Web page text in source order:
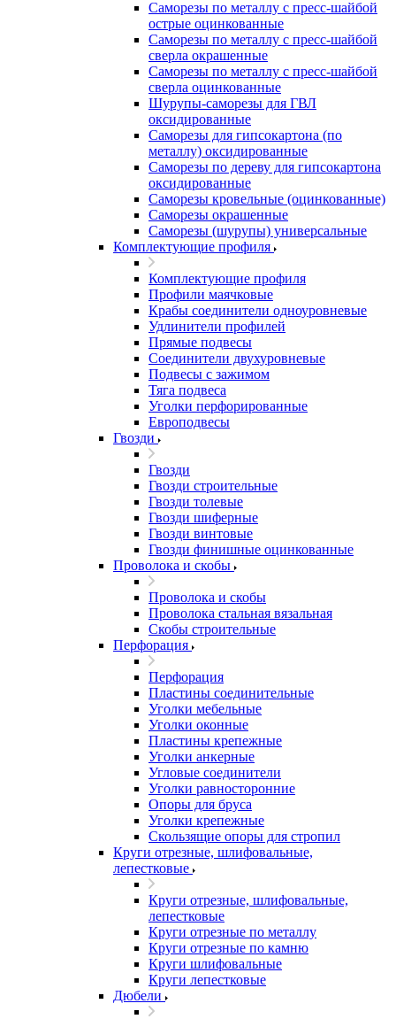
Саморезы по металлу с пресс-шайбой
острые оцинкованные
Саморезы по металлу с пресс-шайбой
сверла окрашенные
Саморезы по металлу с пресс-шайбой
сверла оцинкованные
Шурупы-саморезы для ГВЛ
оксидированные
Саморезы для гипсокартона (по
металлу) оксидированные
Саморезы по дереву для гипсокартона
оксидированные
Саморезы кровельные (оцинкованные)
Саморезы окрашенные
Саморезы (шурупы) универсальные
Комплектующие профиля
Комплектующие профиля
Профили маячковые
Крабы соединители одноуровневые
Удлинители профилей
Прямые подвесы
Соединители двухуровневые
Подвесы с зажимом
Тяга подвеса
Уголки перфорированные
Европодвесы
Гвозди
Гвозди
Гвозди строительные
Гвозди толевые
Гвозди шиферные
Гвозди винтовые
Гвозди финишные оцинкованные
Проволока и скобы
Проволока и скобы
Проволока стальная вязальная
Скобы строительные
Перфорация
Перфорация
Пластины соединительные
Уголки мебельные
Уголки оконные
Пластины крепежные
Уголки анкерные
Угловые соединители
Уголки равносторонние
Опоры для бруса
Уголки крепежные
Скользящие опоры для стропил
Круги отрезные, шлифовальные,
лепестковые
Круги отрезные, шлифовальные,
лепестковые
Круги отрезные по металлу
Круги отрезные по камню
Круги шлифовальные
Круги лепестковые
Дюбели